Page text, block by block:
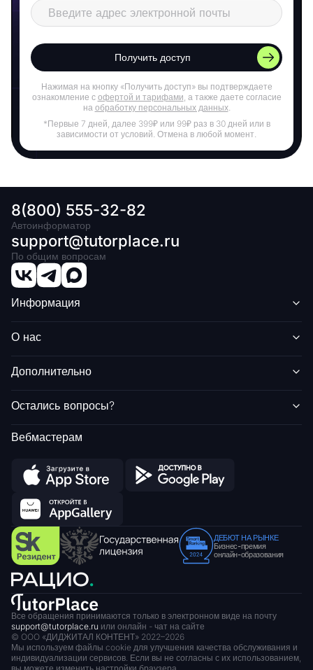
Получить доступ
Нажимая на кнопку «Получить доступ» вы подтверждаете
ознакомление с офертой и тарифами , а также даете согласие
на обработку персональных данных.
*Первые 7 дней, далее 399₽ или 99₽ раз в 30 дней или в
зависимости от условий. Отмена в любой момент.
8(800) 555-32-82
Автоинформатор
support@tutorplace.ru
По общим вопросам
Информация
О нас
Дополнительно
Остались вопросы?
Вебмастерам
ДЕБЮТ НА РЫНКЕ
Бизнес-премия
онлайн-образования
Все обращения принимаются только в электронном виде на почту
support@tutorplace.ru или онлайн - чат на сайте
© OOO «ДИДЖИТАЛ КОНТЕНТ» 2022–2026
Мы используем файлы cookie для улучшения качества обслуживания и
индивидуализации сервисов. Если вы не согласны с их использованием,